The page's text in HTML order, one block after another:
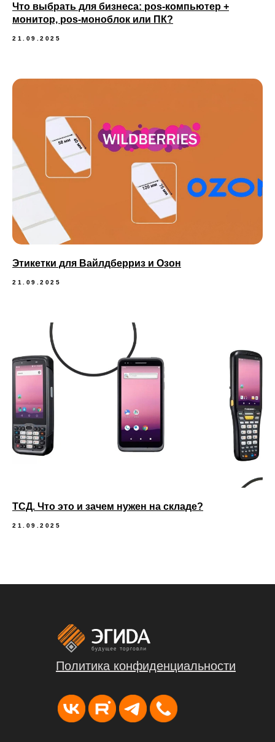
Что выбрать для бизнеса: pos-компьютер +
монитор, pos-моноблок или ПК?
21.09.2025
Этикетки для Вайлдберриз и Озон
21.09.2025
ТСД. Что это и зачем нужен на складе?
21.09.2025
Политика конфиденциальности